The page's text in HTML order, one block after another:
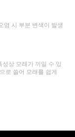
염 시 부분 변색이 발생
상 모래가 끼일 수 있
로 쓸어 모래를 쉽게